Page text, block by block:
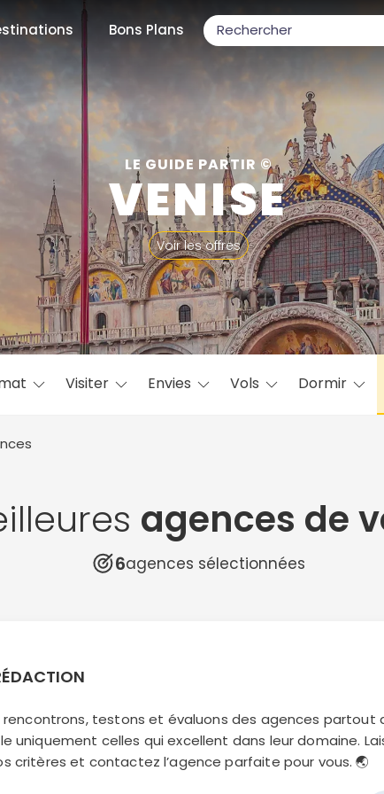
Bons Plans
LE GUIDE PARTIR ©
VENISE
Voir les offres
Visiter Envies Vols Dormir
agences de
6agences sélectionnées
rencontrons, testons et évaluons des agences partout
uniquement celles qui excellent dans leur domaine.
critères et contactez l’agence parfaite pour vous. 🌏
populaires
mois
Février Mars Avril Mai Juin Juillet Août
Novembre Décembre